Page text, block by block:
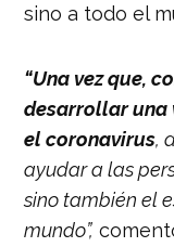
sino a todo el
“Una vez que,
desarrollar una
el coronavirus,
ayudar a las
sino también el
mundo”,